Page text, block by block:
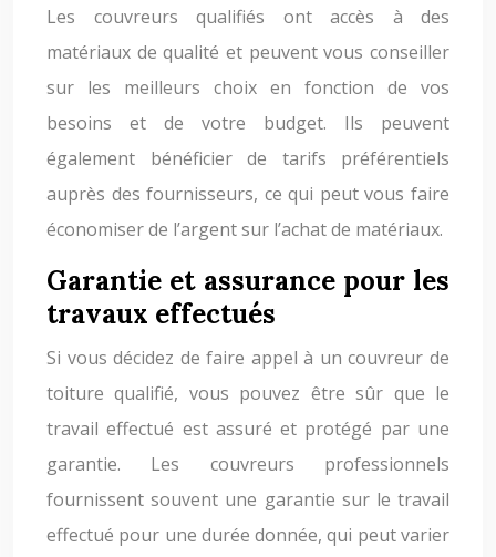
Les couvreurs qualifiés ont accès à des
matériaux de qualité et peuvent vous conseiller
sur les meilleurs choix en fonction de vos
besoins et de votre budget. Ils peuvent
également bénéficier de tarifs préférentiels
auprès des fournisseurs, ce qui peut vous faire
économiser de l’argent sur l’achat de matériaux.
Garantie et assurance pour les
travaux effectués
Si vous décidez de faire appel à un couvreur de
toiture qualifié, vous pouvez être sûr que le
travail effectué est assuré et protégé par une
garantie. Les couvreurs professionnels
fournissent souvent une garantie sur le travail
effectué pour une durée donnée, qui peut varier